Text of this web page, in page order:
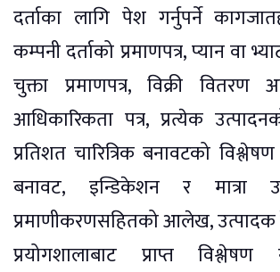
दर्ताका लागि पेश गर्नुपर्ने
कम्पनी दर्ताको प्रमाणपत्र, प्यान वा
चुक्ता प्रमाणपत्र, विक्री वितरण
आधिकारिकता पत्र, प्रत्येक
प्रतिशत चारित्रिक बनावटको
बनावट, इन्डिकेशन र मात्रा
प्रमाणीकरणसहितको आलेख,
प्रयोगशालाबाट प्राप्त